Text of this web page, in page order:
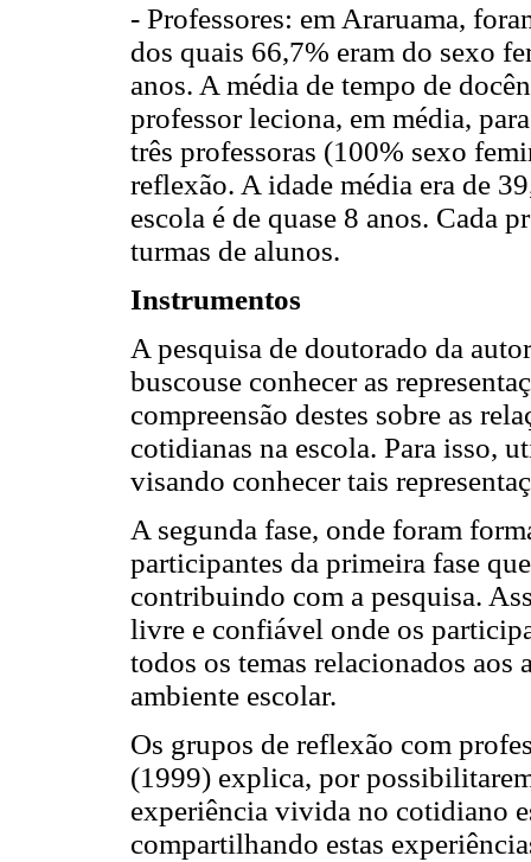
- Professores: em Araruama,
dos quais 66,7% eram do sexo
anos. A média de tempo de
professor leciona, em média,
três professoras (100% sexo
reflexão. A idade média era de
escola é de quase 8 anos. Cada
turmas de alunos.
Instrumentos
A pesquisa de doutorado da
buscouse conhecer as
compreensão destes sobre as
cotidianas na escola. Para isso,
visando conhecer tais
A segunda fase, onde foram
participantes da primeira fase
contribuindo com a pesquisa.
livre e confiável onde os
todos os temas relacionados
ambiente escolar.
Os grupos de reflexão com
(1999) explica, por
experiência vivida no cotidiano
compartilhando estas